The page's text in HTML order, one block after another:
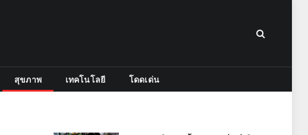
สุขภาพ เทคโนโลยี โดดเด่น